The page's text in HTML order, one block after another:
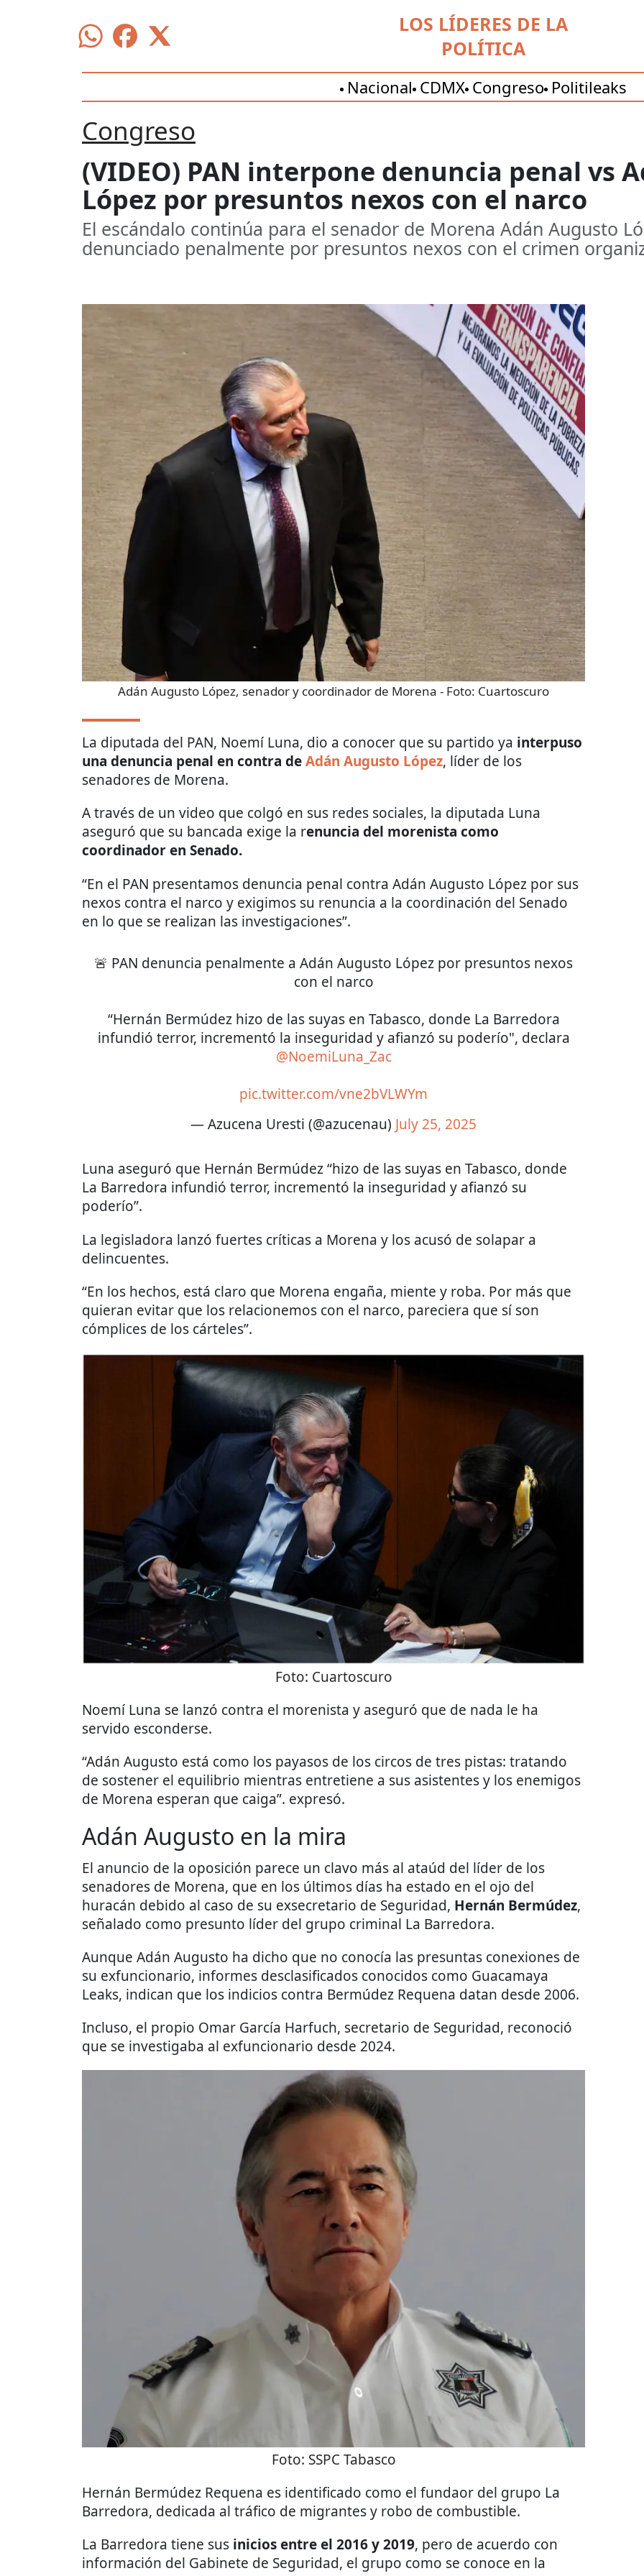
LOS LÍDERES DE LA
POLÍTICA
Nacional CDMX Congreso Politileaks
Congreso
(VIDEO) PAN interpone denuncia penal vs
López por presuntos nexos con el narco
El escándalo continúa para el senador de Morena Adán Augusto
denunciado penalmente por presuntos nexos con el crimen
Adán Augusto López, senador y coordinador de Morena - Foto: Cuartoscuro
La diputada del PAN, Noemí Luna, dio a conocer que su partido ya interpuso
una denuncia penal en contra deAdán Augusto López, líder de los
senadores de Morena.
A través de un video que colgó en sus redes sociales, la diputada Luna
aseguró que su bancada exige la renuncia del morenista como
coordinador en Senado.
“En el PAN presentamos denuncia penal contra Adán Augusto López por sus
nexos contra el narco y exigimos su renuncia a la coordinación del Senado
en lo que se realizan las investigaciones”.
🚨 PAN denuncia penalmente a Adán Augusto López por presuntos nexos
con el narco
“Hernán Bermúdez hizo de las suyas en Tabasco, donde La Barredora
infundió terror, incrementó la inseguridad y afianzó su poderío", declara
@NoemiLuna_Zac
pic.twitter.com/vne2bVLWYm
— Azucena Uresti (@azucenau) July 25, 2025
Luna aseguró que Hernán Bermúdez “hizo de las suyas en Tabasco, donde
La Barredora infundió terror, incrementó la inseguridad y afianzó su
poderío”.
La legisladora lanzó fuertes críticas a Morena y los acusó de solapar a
delincuentes.
“En los hechos, está claro que Morena engaña, miente y roba. Por más que
quieran evitar que los relacionemos con el narco, pareciera que sí son
cómplices de los cárteles”.
Foto: Cuartoscuro
Noemí Luna se lanzó contra el morenista y aseguró que de nada le ha
servido esconderse.
“Adán Augusto está como los payasos de los circos de tres pistas: tratando
de sostener el equilibrio mientras entretiene a sus asistentes y los enemigos
de Morena esperan que caiga”. expresó.
Adán Augusto en la mira
El anuncio de la oposición parece un clavo más al ataúd del líder de los
senadores de Morena, que en los últimos días ha estado en el ojo del
huracán debido al caso de su exsecretario de Seguridad, Hernán Bermúdez,
señalado como presunto líder del grupo criminal La Barredora.
Aunque Adán Augusto ha dicho que no conocía las presuntas conexiones de
su exfuncionario, informes desclasificados conocidos como Guacamaya
Leaks, indican que los indicios contra Bermúdez Requena datan desde 2006.
Incluso, el propio Omar García Harfuch, secretario de Seguridad, reconoció
que se investigaba al exfuncionario desde 2024.
Foto: SSPC Tabasco
Hernán Bermúdez Requena es identificado como el fundaor del grupo La
Barredora, dedicada al tráfico de migrantes y robo de combustible.
La Barredora tiene sus inicios entre el 2016 y 2019, pero de acuerdo con
información del Gabinete de Seguridad, el grupo como se conoce en la